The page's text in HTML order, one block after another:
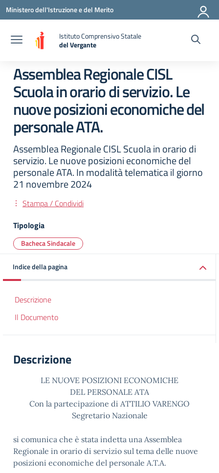
Vai ai contenuti
Vai al menu di navigazione
Vai al footer
Ministero dell'Istruzione e del Merito
Istituto Comprensivo Statale
del Vergante
— Visita la pagina iniziale della scuola
Assemblea Regionale CISL
Scuola in orario di servizio. Le
nuove posizioni economiche del
personale ATA.
Assemblea Regionale CISL Scuola in orario di
servizio. Le nuove posizioni economiche del
personale ATA. In modalità telematica il giorno
21 novembre 2024
Stampa / Condividi
Tipologia
Bacheca Sindacale
Indice della pagina
Descrizione
Il Documento
Descrizione
LE NUOVE POSIZIONI ECONOMICHE
DEL PERSONALE ATA
Con la partecipazione di ATTILIO VARENGO
Segretario Nazionale
si comunica che è stata indetta una Assemblea
Regionale in orario di servizio sul tema delle nuove
posizioni economiche del personale A.T.A.